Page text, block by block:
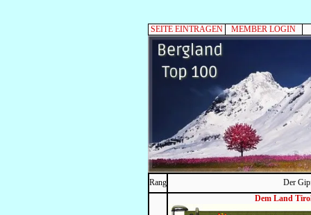
SEITE EINTRAGEN MEMBER LOGIN
Rang Der
Dem Land